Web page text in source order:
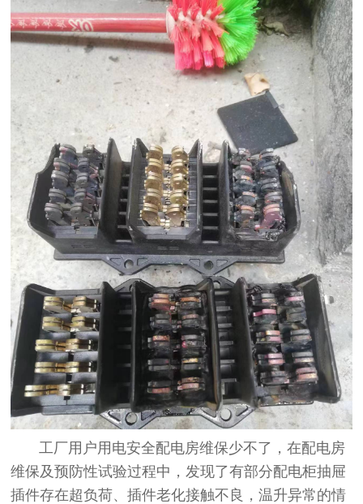
工厂用户用电安全配电房维保少不了，在配电房
维保及预防性试验过程中，发现了有部分配电柜抽屉
插件存在超负荷、插件老化接触不良，温升异常的情